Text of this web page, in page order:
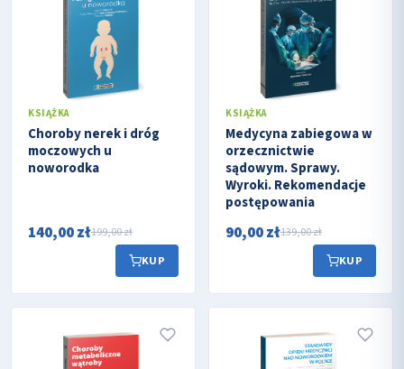
KSIĄŻKA
Choroby nerek i dróg
moczowych u
noworodka
140,00 zł199,00 zł
KUP
KSIĄŻKA
Medycyna zabiegowa w
orzecznictwie
sądowym. Sprawy.
Wyroki. Rekomendacje
postępowania
90,00 zł139,00 zł
KUP